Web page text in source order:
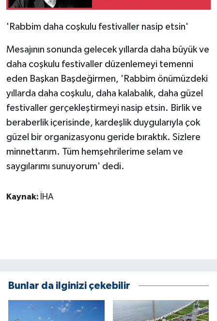
'Rabbim daha coşkulu festivaller nasip etsin'
Mesajının sonunda gelecek yıllarda daha büyük ve
daha coşkulu festivaller düzenlemeyi temenni
eden Başkan Başdeğirmen, 'Rabbim önümüzdeki
yıllarda daha coşkulu, daha kalabalık, daha güzel
festivaller gerçekleştirmeyi nasip etsin. Birlik ve
beraberlik içerisinde, kardeşlik duygularıyla çok
güzel bir organizasyonu geride bıraktık. Sizlere
minnettarım. Tüm hemşehrilerime selam ve
saygılarımı sunuyorum' dedi.
Kaynak: İHA
Bunlar da ilginizi çekebilir